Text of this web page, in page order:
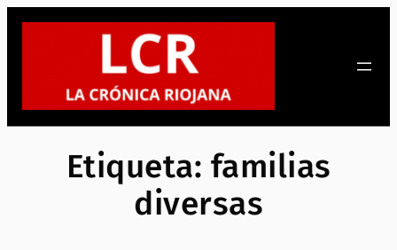
Saltar
Etiqueta: familias
diversas